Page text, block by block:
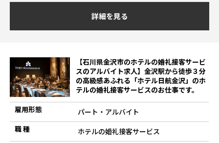
詳細を見る
【石川県金沢市のホテルの婚礼接客サービ
スのアルバイト求人】金沢駅から徒歩３分
の高級感あふれる「ホテル日航金沢」のホ
テルの婚礼接客サービスのお仕事です。
雇用形態
パート・アルバイト
職 種
ホテルの婚礼接客サービス